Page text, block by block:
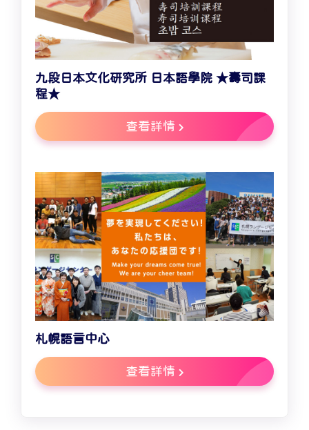
九段日本文化研究所 日本語學院 ★壽司課
程★
查看詳情
札幌語言中心
查看詳情